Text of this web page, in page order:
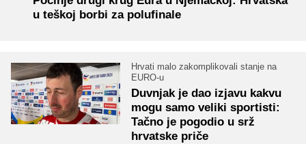
u teškoj borbi za polufinale
Hrvati malo zakomplikovali stanje na
EURO-u
Duvnjak je dao izjavu kakvu
mogu samo veliki sportisti:
Tačno je pogodio u srž
hrvatske priče